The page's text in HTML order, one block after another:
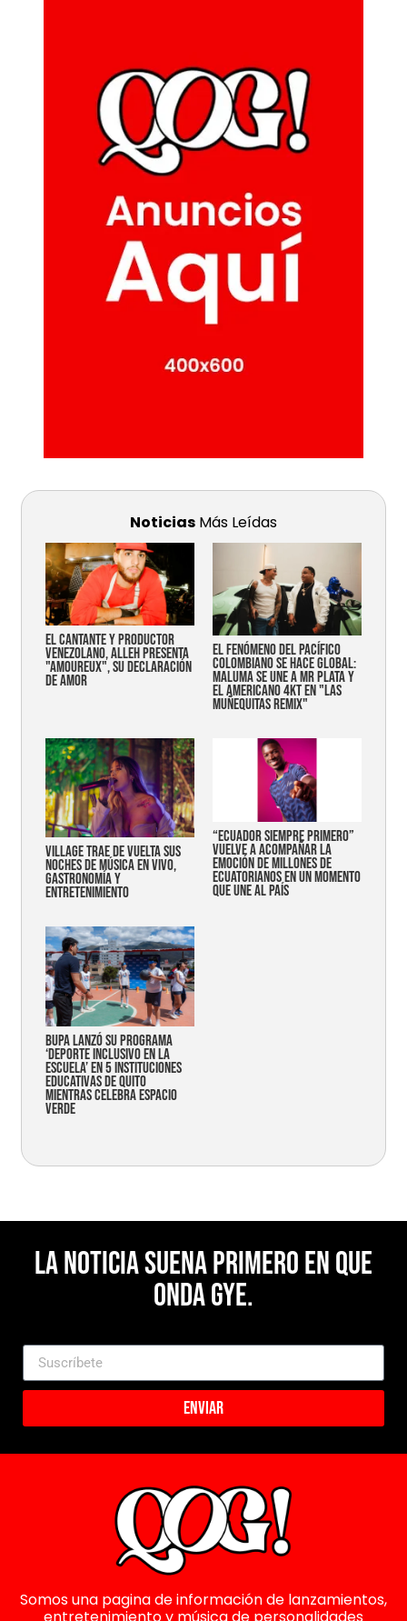
Noticias Más Leídas
EL CANTANTE Y PRODUCTOR
VENEZOLANO, ALLEH PRESENTA
"AMOUREUX", SU DECLARACIÓN
DE AMOR
EL FENÓMENO DEL PACÍFICO
COLOMBIANO SE HACE GLOBAL:
MALUMA SE UNE A MR PLATA Y
EL AMERICANO 4KT EN "LAS
MUÑEQUITAS REMIX"
Village trae de vuelta sus
noches de música en vivo,
gastronomía y
entretenimiento
“Ecuador siempre primero”
vuelve a acompañar la
emoción de millones de
ecuatorianos en un momento
que une al país
Bupa lanzó su programa
‘Deporte Inclusivo en la
Escuela’ en 5 instituciones
educativas de Quito
mientras celebra espacio
verde
La noticia suena primero en Que
Onda Gye.
Enviar
Somos una pagina de información de lanzamientos,